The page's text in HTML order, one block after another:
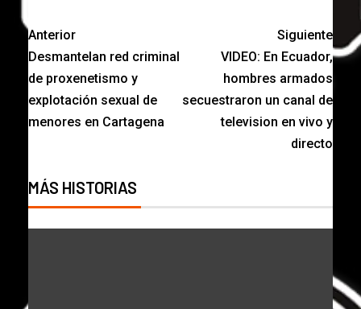
Anterior
Desmantelan red criminal
de proxenetismo y
explotación sexual de
menores en Cartagena
Siguiente
VIDEO: En Ecuador,
hombres armados
secuestraron un canal de
television en vivo y
directo
MÁS HISTORIAS